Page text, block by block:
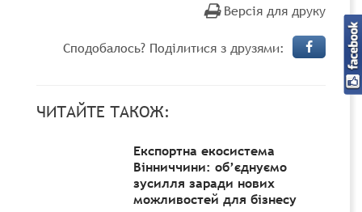
Версія для друку
Сподобалось? Поділитися з друзями:
ЧИТАЙТЕ ТАКОЖ:
Експортна екосистема
Вінниччини: об’єднуємо
зусилля заради нових
можливостей для бізнесу